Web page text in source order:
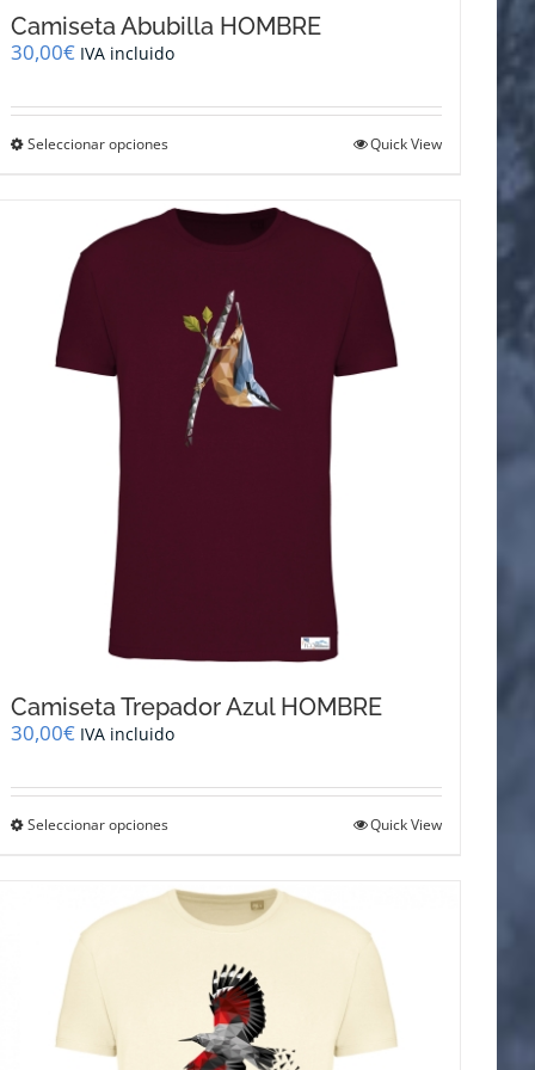
Camiseta Abubilla HOMBRE
30,00€ IVA incluido
Seleccionar opcionesEste
múltiples
variantes.
opciones
se
pueden
elegir
página
Quick View
Camiseta Trepador Azul HOMBRE
30,00€ IVA incluido
Seleccionar opcionesEste
múltiples
variantes.
opciones
pueden
elegir
en
Quick View